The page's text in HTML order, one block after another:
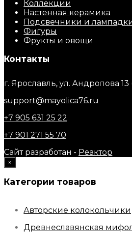
Коллекции
Настенная керамика
Подсвечники и
Фигуры
Фрукты и овощи
Контакты
г. Ярославль, ул. Андропова
support@mayolica76.ru
+7 905 631 25 22
+7 901 271 55 70
Сайт разработан - Реактор
×
Категории товаров
Авторские колокольчики
Древнеславянская